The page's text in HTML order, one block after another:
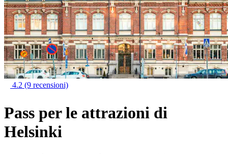
4.2 (9 recensioni)
Pass per le attrazioni di
Helsinki